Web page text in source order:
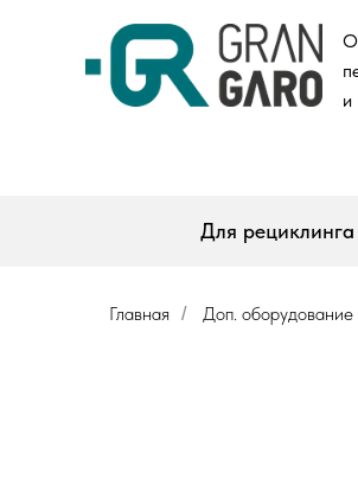
п
и
Для рециклинга
Главная / Доп. оборудование